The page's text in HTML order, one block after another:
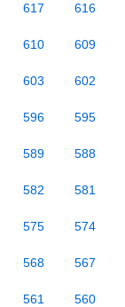
617 616
610 609
603 602
596 595
589 588
582 581
575 574
568 567
561 560